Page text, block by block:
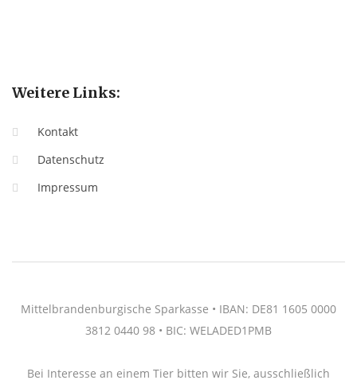
Weitere Links:
Kontakt
Datenschutz
Impressum
Mittelbrandenburgische Sparkasse • IBAN: DE81 1605 0000
3812 0440 98 • BIC: WELADED1PMB
Bei Interesse an einem Tier bitten wir Sie, ausschließlich